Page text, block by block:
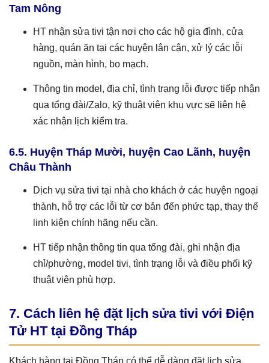
Tam Nông
HT nhận sửa tivi tận nơi cho các hộ gia đình, cửa
hàng, quán ăn tại các huyện lân cận, xử lý các lỗi
nguồn, màn hình, bo mạch.
Thông tin model, địa chỉ, tình trạng lỗi được tiếp nhận
qua tổng đài/Zalo, kỹ thuật viên khu vực sẽ liên hệ
xác nhận lịch kiểm tra.
6.5. Huyện Tháp Mười, huyện Cao Lãnh, huyện
Châu Thành
Dịch vụ sửa tivi tại nhà cho khách ở các huyện ngoại
thành, hỗ trợ các lỗi từ cơ bản đến phức tạp, thay thế
linh kiện chính hãng nếu cần.
HT tiếp nhận thông tin qua tổng đài, ghi nhận địa
chỉ/phường, model tivi, tình trạng lỗi và điều phối kỹ
thuật viên phù hợp.
7. Cách liên hệ đặt lịch sửa tivi với Điện
Tử HT tại Đồng Tháp
Khách hàng tại Đồng Tháp có thể dễ dàng đặt lịch sửa